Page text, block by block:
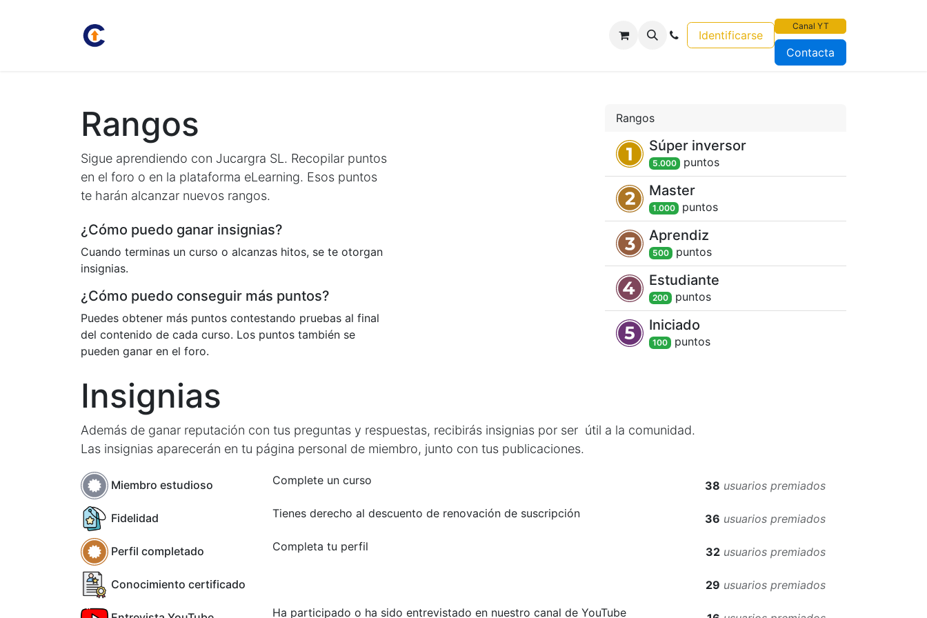
Identificarse
Canal YT
Contacta
Rangos
Sigue aprendiendo con Jucargra SL. Recopilar puntos
en el foro o en la plataforma eLearning. Esos puntos
te harán alcanzar nuevos rangos.
¿Cómo puedo ganar insignias?
Cuando terminas un curso o alcanzas hitos, se te otorgan
insignias.
¿Cómo puedo conseguir más puntos?
Puedes obtener más puntos contestando pruebas al final
del contenido de cada curso. Los puntos también se
pueden ganar en el foro.
Rangos
Súper inversor
5.000 puntos
Master
1.000 puntos
Aprendiz
500 puntos
Estudiante
200 puntos
Iniciado
100 puntos
Insignias
Además de ganar reputación con tus preguntas y respuestas, recibirás insignias por ser útil a la comunidad.
Las insignias aparecerán en tu página personal de miembro, junto con tus publicaciones.
Miembro estudioso Complete un curso 38 usuarios premiados
Fidelidad Tienes derecho al descuento de renovación de suscripción 36 usuarios premiados
Perfil completado Completa tu perfil 32 usuarios premiados
Conocimiento certificado 29 usuarios premiados
Ha participado o ha sido entrevistado en nuestro canal de YouTube